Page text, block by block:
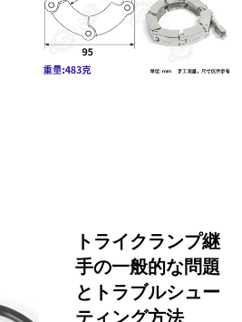
トライクランプ継
手の一般的な問題
とトラブルシュー
ティング方法